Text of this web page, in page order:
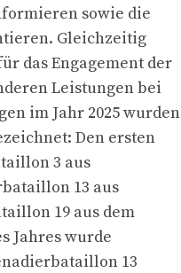
sowie die
Gleichzeitig
das Engagement der
Leistungen bei
im Jahr 2025 wurden
Den ersten
3 aus
13 aus
19 aus dem
Jahres wurde
13